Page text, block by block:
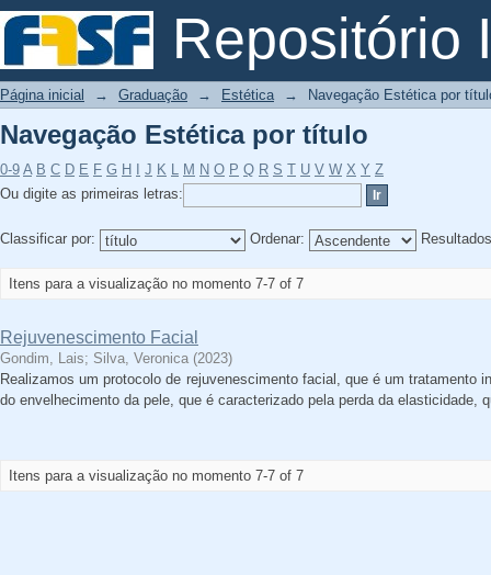
Repositório
Navegação Estética por título
Página inicial → Graduação → Estética → Navegação Estética por
Navegação Estética por título
0-9 A B C D E F G H J K L M N O P Q R S T U V W X Y Z
Ou digite as primeiras letras:
Classificar por: Ordenar:
Itens para a visualização no momento 7-7 of 7
Rejuvenescimento Facial
Gondim, Lais; Silva, Veronica (2023)
Realizamos um protocolo de rejuvenescimento facial, que é um tratamento
do envelhecimento da pele, que é caracterizado pela perda da elasticidade,
Itens para a visualização no momento 7-7 of 7